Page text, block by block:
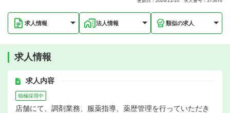
求人情報 法人情報 類似の求人
求人情報
求人内容
積極採用中
店舗にて、調剤業務、服薬指導、薬歴管理を行っていただき